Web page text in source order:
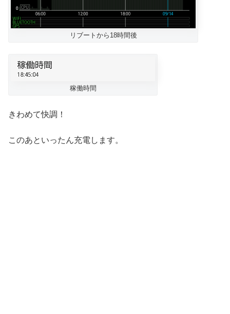
リブートから18時間後
稼働時間
きわめて快調！
このあといったん充電します。